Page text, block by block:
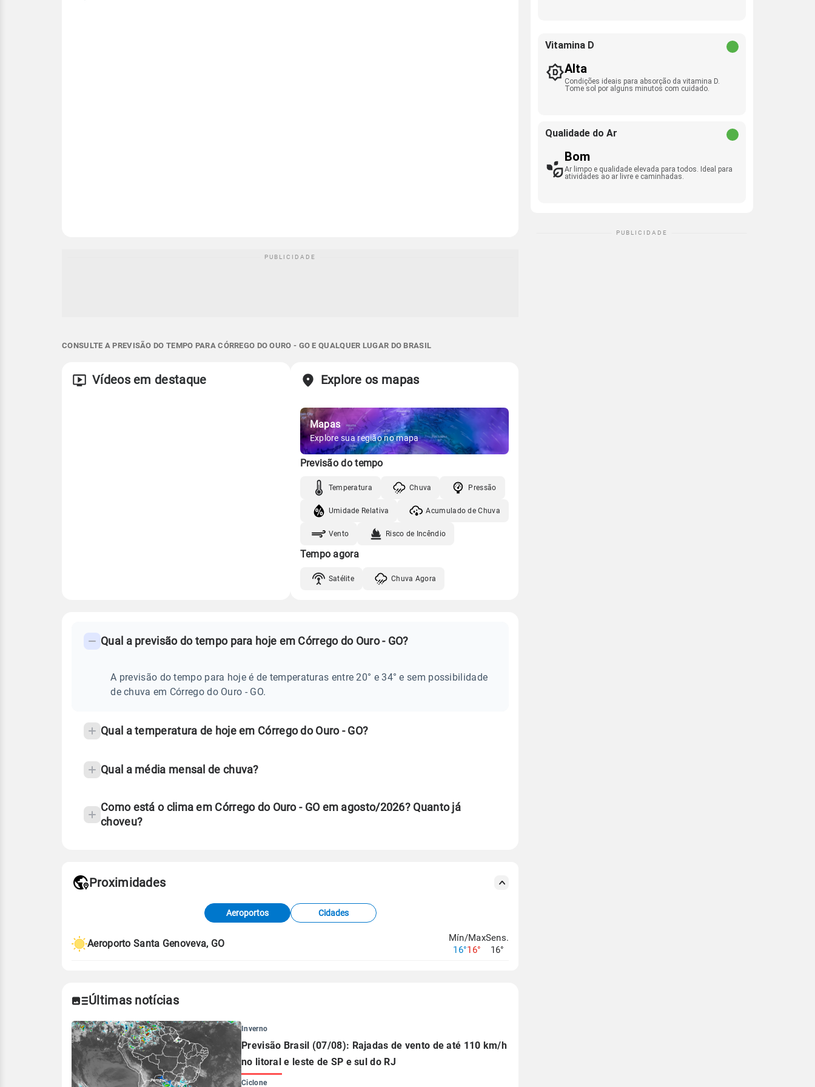
CONSULTE A PREVISÃO DO TEMPO PARA CÓRREGO DO OURO - GO E QUALQUER LUGAR DO BRASIL
Vídeos em destaque Explore os mapas
Mapas
Explore sua região no mapa
Previsão do tempo
Temperatura Chuva Pressão
Umidade Relativa Acumulado de Chuva
Vento Risco de Incêndio
Tempo agora
Satélite Chuva Agora
PREVISÃO
frequentes
temperatura
Qual a previsão do tempo para hoje em Córrego do Ouro - GO?
A previsão do tempo para hoje é de temperaturas entre 20° e 34° e sem possibilidade
de chuva em Córrego do Ouro - GO.
Qual a temperatura de hoje em Córrego do Ouro - GO?
Qual a média mensal de chuva?
Como está o clima em Córrego do Ouro - GO em agosto/2026? Quanto já
choveu?
de Tempo e Estudos Climáticos (CPTEC).
Proximidades
Aeroportos Cidades
Aeroporto Santa Genoveva, GO
Mín/Max
16°16°
Sens.
16°
Últimas notícias
Inverno
Previsão Brasil (07/08): Rajadas de vento de até 110 km/h
no litoral e leste de SP e sul do RJ
Ciclone
Vitamina D
Alta
Condições ideais para absorção da vitamina D.
Tome sol por alguns minutos com cuidado.
Qualidade do Ar
Bom
Ar limpo e qualidade elevada para todos. Ideal para
atividades ao ar livre e caminhadas.